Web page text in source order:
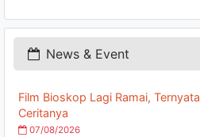
News & Event
Film Bioskop Lagi Ramai,
Ceritanya
07/08/2026